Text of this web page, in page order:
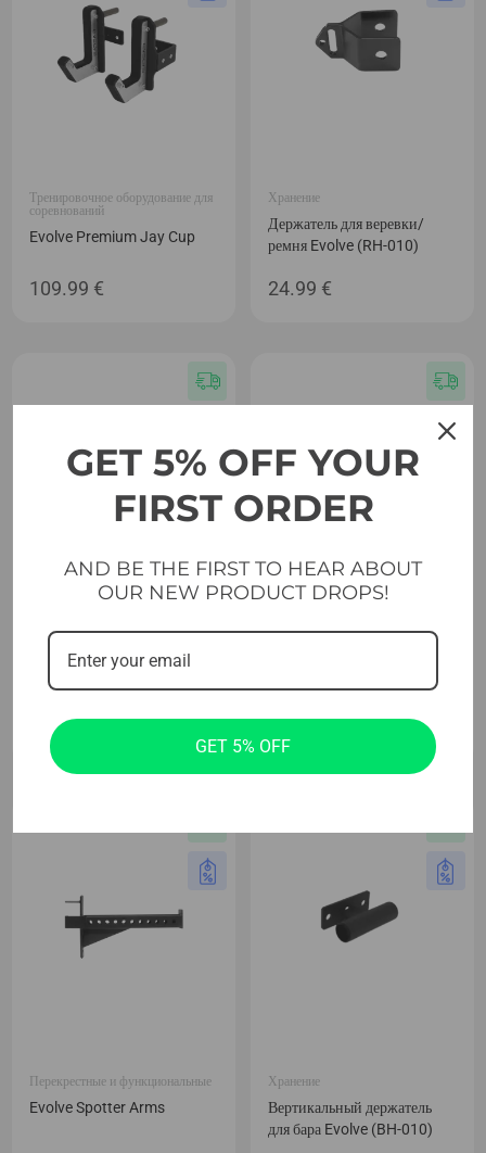
Тренировочное оборудование для
соревнований
Evolve Premium Jay Cup
109.99 €
Хранение
Держатель для веревки/
ремня Evolve (RH-010)
24.99 €
Перекрестные и функциональные
Веревочный якорь Evolve
(RA-050)
29.49
Перекрестные и функциональные
— 110 см (SS-110)
Перекрестные и функциональные
Evolve Spotter Arms
Хранение
Вертикальный держатель
для бара Evolve (BH-010)
GET 5% OFF YOUR
FIRST ORDER
AND BE THE FIRST TO HEAR ABOUT
OUR NEW PRODUCT DROPS!
GET 5% OFF